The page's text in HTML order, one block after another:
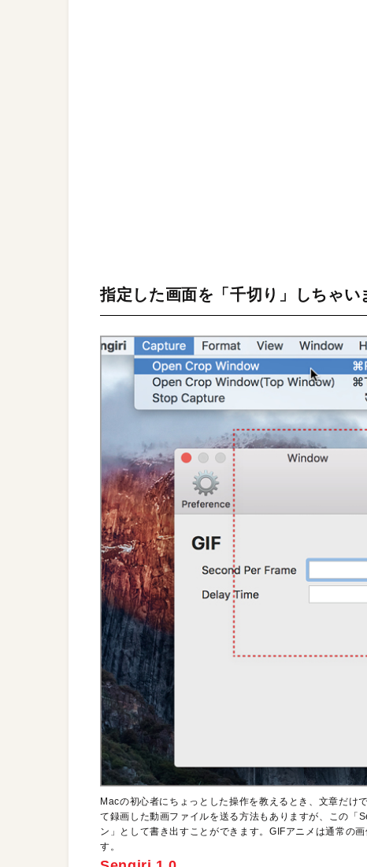
指定した画面を「千切り」しちゃい
Macの初心者にちょっとした操作を教えるとき、文章だけ
て録画した動画ファイルを送る方法もありますが、この
ン」として書き出すことができます。GIFアニメは通常の
す。